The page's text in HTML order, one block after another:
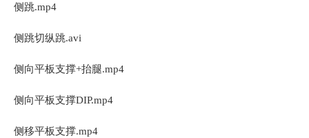
侧跳.mp4
侧跳切纵跳.avi
侧向平板支撑+抬腿.mp4
侧向平板支撑DIP.mp4
侧移平板支撑.mp4